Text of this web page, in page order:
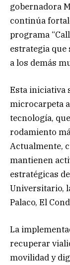
gobernadora
continúa
programa
estrategia que
a los demás
Esta iniciativa
microcarpeta
tecnología,
rodamiento
Actualmente,
mantienen
estratégicas
Universitario,
Palaco, El
La
recuperar
movilidad y